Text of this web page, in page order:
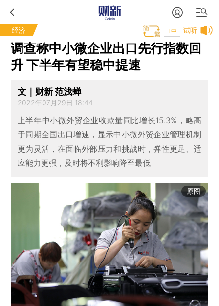
经济 试听
T中
调查称中小微企业出口先行指数回
升 下半年有望稳中提速
文｜财新 范浅蝉
2022年07月29日 18:44
上半年中小微外贸企业收款量同比增长15.3%，略高
于同期全国出口增速，显示中小微外贸企业管理机制
更为灵活，在面临外部压力和挑战时，弹性更足、适
应能力更强，及时将不利影响降至最低
原图